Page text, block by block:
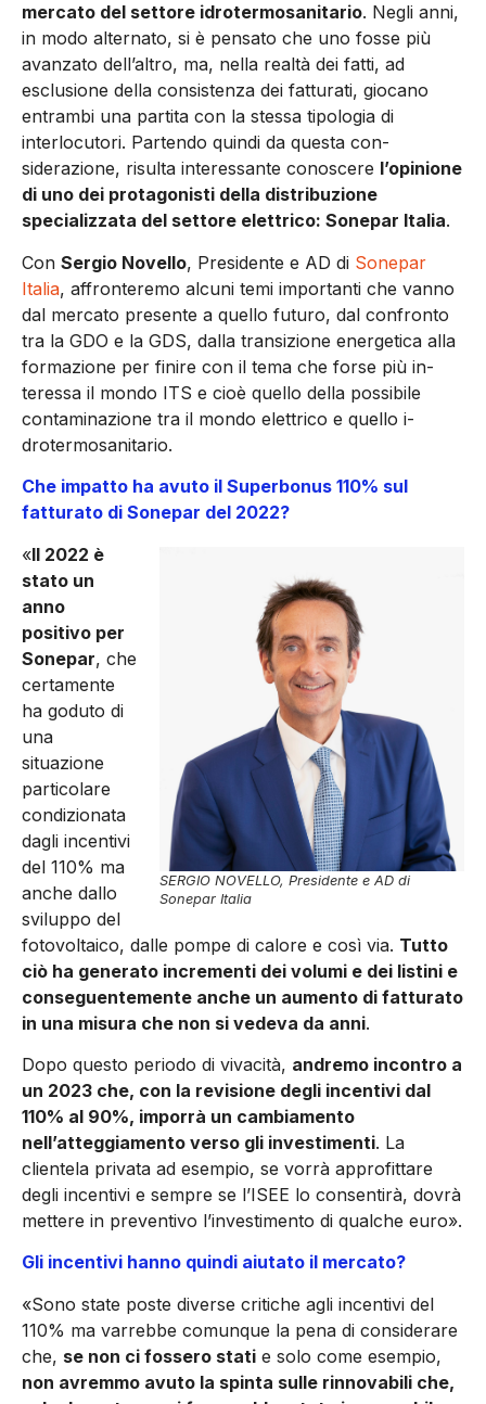
mercato del settore idrotermosanitario. Negli anni,
in modo alternato, si è pen­sato che uno fosse più
avanzato dell’altro, ma, nella realtà dei fat­ti, ad
esclusione della consisten­za dei fatturati, giocano
entram­bi una partita con la stessa tipo­logia di
interlocutori. Partendo quindi da questa con­
siderazione, risulta interessante conoscere l’opinione
di uno dei protagonisti della distribuzione
specializzata del settore elettri­co: Sonepar Italia.
Con Sergio Novello, Presidente e AD di Sonepar
Italia, affronte­remo alcuni temi importanti che vanno
dal mercato presente a quello futuro, dal confronto
tra la GDO e la GDS, dalla transizione e­nergetica alla
formazione per fi­nire con il tema che forse più in­
teressa il mondo ITS e cioè quel­lo della possibile
contaminazione tra il mondo elettrico e quello i­
drotermosanitario.
Che impatto ha avuto il Superbonus 110% sul
fatturato di Sonepar del 2022?
SERGIO NOVELLO, Presidente e AD di
Sonepar Italia
«Il 2022 è
stato un
anno
positivo per
Sonepar, che
certamente
ha goduto di
una
situazione
partico­lare
condizionata
dagli incentivi
del 110% ma
anche dallo
svilup­po del
fotovoltaico, dalle pompe di calore e così via. Tutto
ciò ha generato incrementi dei volumi e dei listini e
conseguentemen­te anche un aumento di fatturato
in una misura che non si vedeva da anni.
Dopo questo periodo di vivacità, andremo incontro a
un 2023 che, con la revisione degli incentivi dal
110% al 90%, impor­rà un cambiamento
nell’atteggia­mento verso gli investimenti. La
clientela privata ad esempio, se vorrà approfittare
degli incentivi e sempre se l’ISEE lo consentirà, dovrà
mettere in preventivo l’in­vestimento di qualche euro».
Gli incentivi hanno quindi aiutato il mercato?
«Sono state poste diverse cri­tiche agli incentivi del
110% ma varrebbe comunque la pena di considerare
che, se non ci fosse­ro stati e solo come esempio,
non avremmo avuto la spinta sulle rinnovabili che,